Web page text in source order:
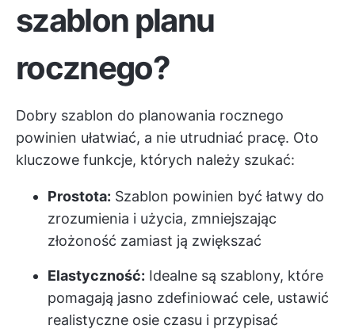
szablon planu
rocznego?
Dobry szablon do planowania rocznego
powinien ułatwiać, a nie utrudniać pracę. Oto
kluczowe funkcje, których należy szukać:
Prostota: Szablon powinien być łatwy do
zrozumienia i użycia, zmniejszając
złożoność zamiast ją zwiększać
Elastyczność: Idealne są szablony, które
pomagają jasno zdefiniować cele, ustawić
realistyczne osie czasu i przypisać